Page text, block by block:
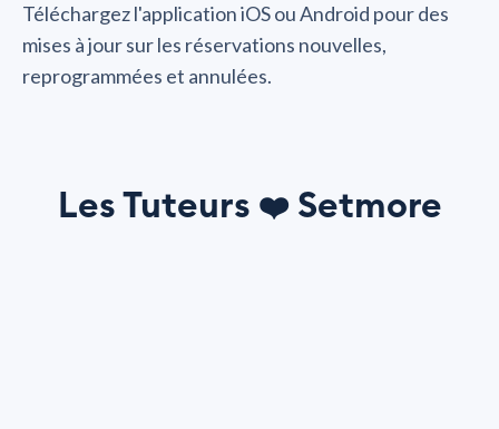
Téléchargez l'application iOS ou Android pour des
mises à jour sur les réservations nouvelles,
reprogrammées et annulées.
Les Tuteurs ❤️ Setmore